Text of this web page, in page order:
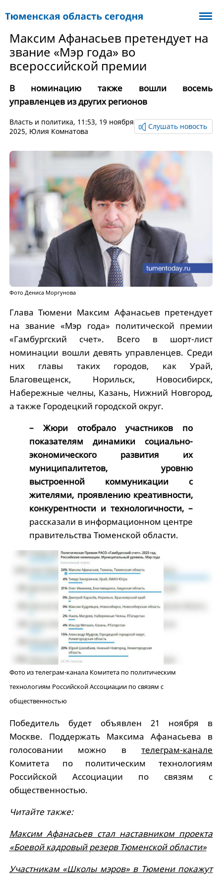
Максим Афанасьев претендует на
звание «Мэр года» во
всероссийской премии
В номинацию также вошли восемь
управленцев из других регионов
Власть и политика, 11:53, 19 ноября
2025, Юлия Комнатова
Слушать новость
Фото Дениса Моргунова
Глава Тюмени Максим Афанасьев претендует
на звание «Мэр года» политической премии
«Гамбургский счет». Всего в шорт-лист
номинации вошли девять управленцев. Среди
них главы таких городов, как Урай,
Благовещенск, Норильск, Новосибирск,
Набережные челны, Казань, Нижний Новгород,
а также Городецкий городской округ.
– Жюри отобрало участников по
показателям динамики социально-
экономического развития их
муниципалитетов, уровню
выстроенной коммуникации с
жителями, проявлению креативности,
конкурентности и технологичности, –
рассказали в информационном центре
правительства Тюменской области.
Фото из телеграм-канала Комитета по политическим
технологиям Российской Ассоциации по связям с
общественностью
Победитель будет объявлен 21 ноября в
Москве. Поддержать Максима Афанасьева в
голосовании можно втелеграм-канале
Комитета по политическим технологиям
Российской Ассоциации по связям с
общественностью.
Читайте также:
Максим Афанасьев стал наставником проекта
«Боевой кадровый резерв Тюменской области»
Участникам «Школы мэров» в Тюмени покажут